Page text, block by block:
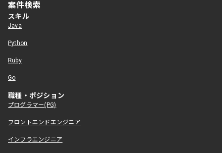
案件検索
スキル
Java
Python
Ruby
Go
職種・ポジション
プログラマー(PG)
フロントエンドエンジニア
インフラエンジニア